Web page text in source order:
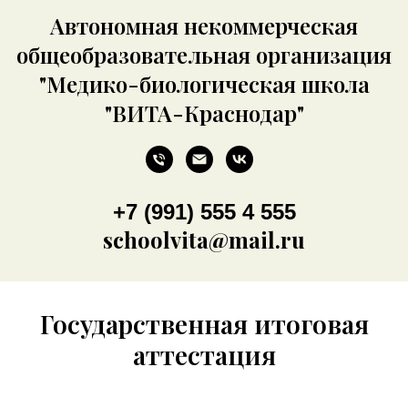
Автономная некоммерческая
общеобразовательная организация
"Медико-биологическая школа
"ВИТА-Краснодар"
+7 (991) 555 4 555
schoolvita@mail.ru
Государственная итоговая
аттестация